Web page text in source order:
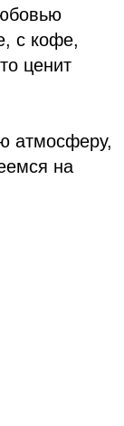
с кофе,
ценит
атмосферу,
на